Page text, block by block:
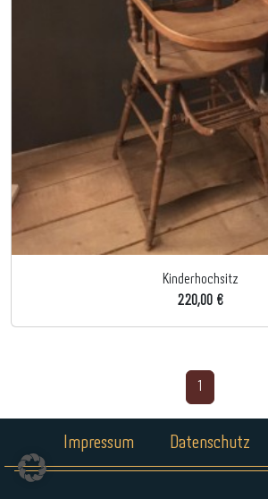
Kinderhochsitz
220,00 €
Impressum Datenschutz